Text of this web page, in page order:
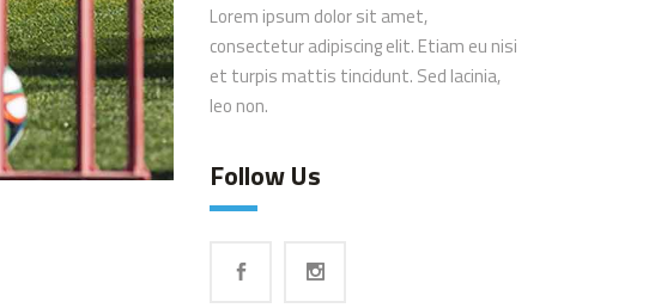
Lorem ipsum dolor sit amet,
consectetur adipiscing elit. Etiam eu nisi
et turpis mattis tincidunt. Sed lacinia,
leo non.
Follow Us